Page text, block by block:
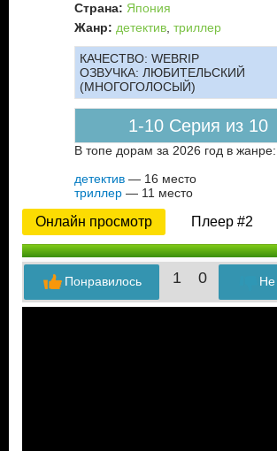
Страна: Япония
Жанр: детектив триллер
КАЧЕСТВО: WEBRIP
ОЗВУЧКА: ЛЮБИТЕЛЬСКИЙ
(МНОГОГОЛОСЫЙ)
1-10 Серия из 10
В топе дорам за 2026 год в жанре:
детектив — 16 место
триллер — 11 место
Онлайн просмотр Плеер #2
1 0 Не
Понравилось